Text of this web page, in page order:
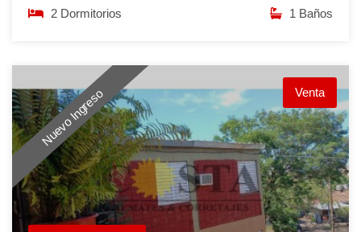
2 Dormitorios 1 Baños
Nuevo Ingreso Venta